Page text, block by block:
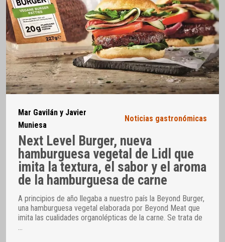
Mar Gavilán y Javier
Muniesa
Noticias gastronómicas
Next Level Burger, nueva
hamburguesa vegetal de Lidl que
imita la textura, el sabor y el aroma
de la hamburguesa de carne
A principios de año llegaba a nuestro país la Beyond Burger,
una hamburguesa vegetal elaborada por Beyond Meat que
imita las cualidades organolépticas de la carne. Se trata de
…